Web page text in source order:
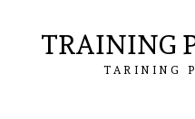
contentTRAINING
TARINING